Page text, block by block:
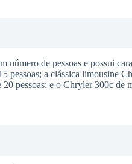
de pessoas e possui
a clássica limousine
pessoas; e o Chryler 300c de